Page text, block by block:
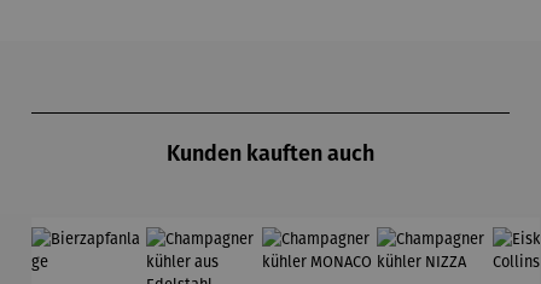
Kunden kauften auch